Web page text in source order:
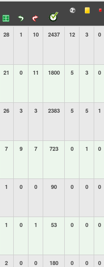
28 1 10 2437 12 3 0
21 0 11 1800 5 3 0
26 3 3 2383 5 5 1
7 9 7 723 0 1 0
1 0 0 90 0 0 0
1 0 1 53 0 0 0
2 0 0 180 0 0 0